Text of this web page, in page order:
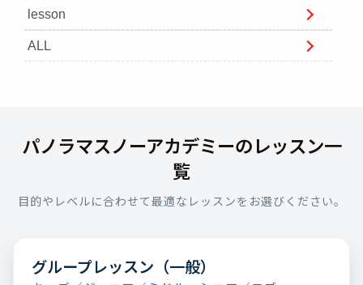
lesson
ALL
パノラマスノーアカデミーのレッスン一
覧
目的やレベルに合わせて最適なレッスンをお選びください。
グループレッスン（一般）